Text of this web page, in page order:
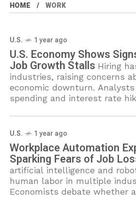
HOME WORK
U.S. 1 year ago
U.S. Economy Shows
Job Growth Stalls Hiring
industries, raising concerns
economic downturn.
spending and interest rate
U.S. 1 year ago
Workplace Automation
Sparking Fears of Job
artificial intelligence and
human labor in multiple
Economists debate whether